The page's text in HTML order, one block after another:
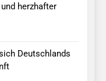
und herzhafter
Deutschlands